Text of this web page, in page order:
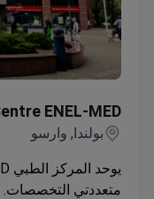
ENEL-MED
بولندا, وارسو
متعددتي التخصصات.